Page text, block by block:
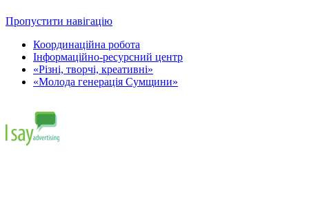
Пропустити навігацію
Координаційна робота
Інформаційно-ресурсний центр
«Різні, творчі, креативні»
«Молода генерація Сумщини»